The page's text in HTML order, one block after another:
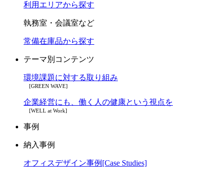
利用エリアから探す
執務室・会議室など
常備在庫品から探す
テーマ別コンテンツ
環境課題に対する取り組み
[GREEN WAVE]
企業経営にも、働く人の健康という視点を
[WELL at Work]
事例
納入事例
オフィスデザイン事例[Case Studies]